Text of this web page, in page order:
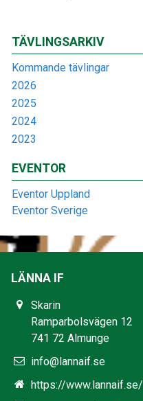
TÄVLINGSARKIV
Kommande tävlingar
2026
2025
2024
2023
EVENTOR
Eventor Uppland
Eventor Sverige
LÄNNA IF
Skarin
Ramparbolsvägen 12
741 72 Almunge
info@lannaif.se
https://www.lannaif.se/